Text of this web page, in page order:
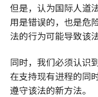
但是，认为国际人道
用是错误的，也是危
法的行为可能导致该
同时，我们必须认识
在支持现有进程的同
遵守该法的新方法。